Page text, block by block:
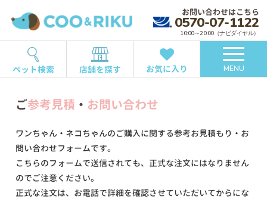
お問い合わせはこちら
0570-07-1122
10:00～20:00（ナビダイヤル）
ペット検索 店舗を探す お気に入り MENU
ご参考見積 ・ お問い合わせ
ワンちゃん・ネコちゃんのご購入に関する参考お見積もり・お
問い合わせフォームです。
こちらのフォームで送信されても、正式な注文にはなりません
のでご注意ください。
正式な注文は、お電話で詳細を確認させていただいてからにな